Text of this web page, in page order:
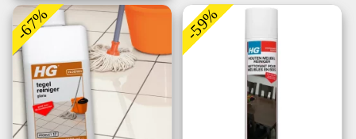
-67% -59%